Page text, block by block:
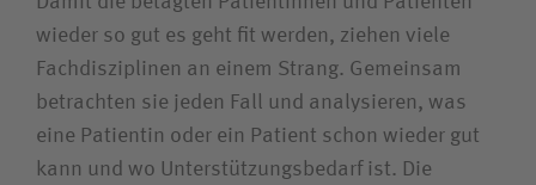
wieder so gut es geht fit werden, ziehen viele
Fachdisziplinen an einem Strang. Gemeinsam
betrachten sie jeden Fall und analysieren, was
eine Patientin oder ein Patient schon wieder gut
kann und wo Unterstützungsbedarf ist. Die